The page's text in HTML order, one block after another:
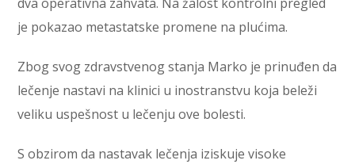
je pokazao metastatske promene na plućima.
Zbog svog zdravstvenog stanja Marko je prinuđen da
lečenje nastavi na klinici u inostranstvu koja beleži
veliku uspešnost u lečenju ove bolesti.
S obzirom da nastavak lečenja iziskuje visoke